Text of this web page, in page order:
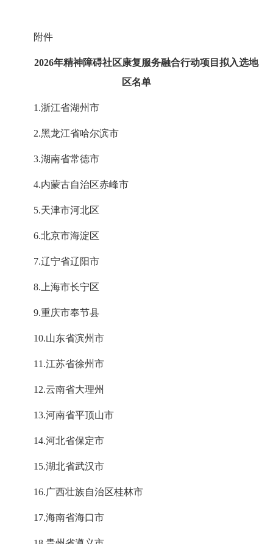
附件
2026年精神障碍社区康复服务融合行动项目拟入选地
区名单
1.浙江省湖州市
2.黑龙江省哈尔滨市
3.湖南省常德市
4.内蒙古自治区赤峰市
5.天津市河北区
6.北京市海淀区
7.辽宁省辽阳市
8.上海市长宁区
9.重庆市奉节县
10.山东省滨州市
11.江苏省徐州市
12.云南省大理州
13.河南省平顶山市
14.河北省保定市
15.湖北省武汉市
16.广西壮族自治区桂林市
17.海南省海口市